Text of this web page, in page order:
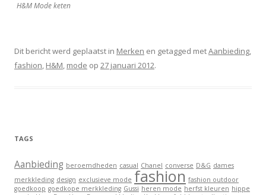
H&M Mode keten
Dit bericht werd geplaatst in Merken en getagged metAanbieding,
fashion, H&M, mode op 27 januari 2012.
TAGS
Aanbieding beroemdheden casual Chanel converse D&G dames
merkkleding design exclusieve mode fashion fashion outdoor
goedkoop goedkope merkkleding Gussi heren mode herfst kleuren hippe